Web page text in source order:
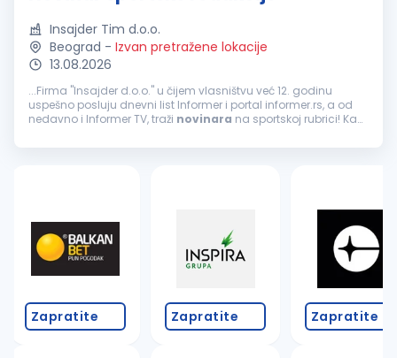
Insajder Tim d.o.o.
Beograd - Izvan pretražene lokacije
13.08.2026
...Firma "Insajder d.o.o." u čijem vlasništvu već 12. godinu
uspešno posluju dnevni list Informer i portal informer.rs, a od
nedavno i Informer TV, traži novinara na sportskoj rubrici! Kao
Zapratite Zapratite Zapratite